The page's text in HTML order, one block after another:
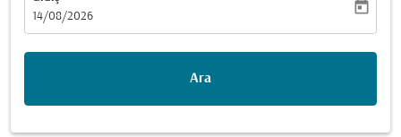
fc-booking-departure-date-aria-label
14/08/2026
today
Ara